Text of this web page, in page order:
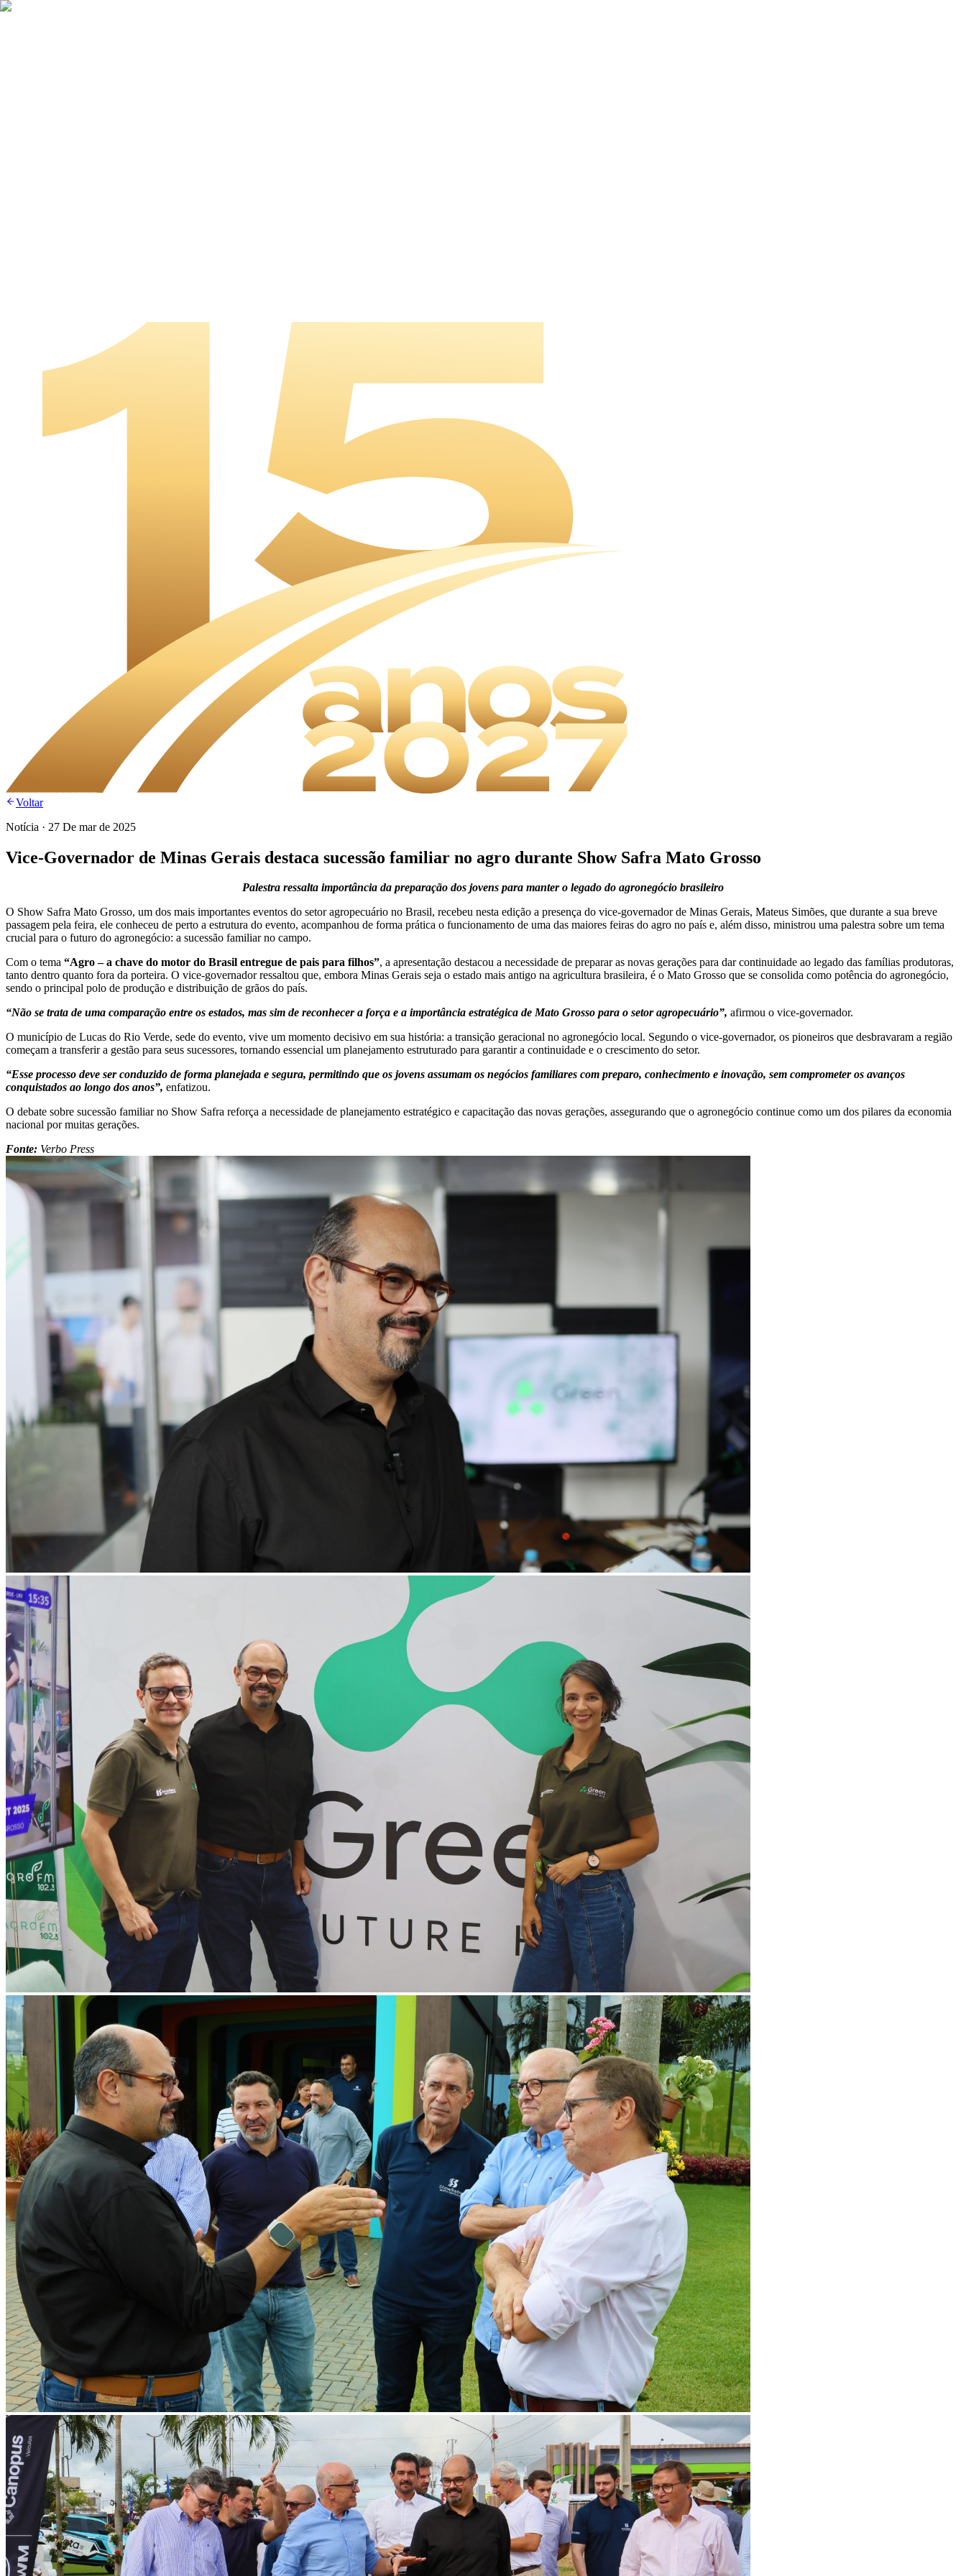
Voltar
Notícia · 27 De mar de 2025
Vice-Governador de Minas Gerais destaca sucessão familiar no agro durante Show Safra Mato Grosso
Palestra ressalta importância da preparação dos jovens para manter o legado do agronegócio brasileiro
O Show Safra Mato Grosso, um dos mais importantes eventos do setor agropecuário no Brasil, recebeu nesta edição a presença do vice-governador de Minas Gerais, Mateus Simões, que durante a sua breve
passagem pela feira, ele conheceu de perto a estrutura do evento, acompanhou de forma prática o funcionamento de uma das maiores feiras do agro no país e, além disso, ministrou uma palestra sobre um tema
crucial para o futuro do agronegócio: a sucessão familiar no campo.
Com o tema “Agro – a chave do motor do Brasil entregue de pais para filhos”, a apresentação destacou a necessidade de preparar as novas gerações para dar continuidade ao legado das famílias produtoras,
tanto dentro quanto fora da porteira. O vice-governador ressaltou que, embora Minas Gerais seja o estado mais antigo na agricultura brasileira, é o Mato Grosso que se consolida como potência do agronegócio,
sendo o principal polo de produção e distribuição de grãos do país.
“Não se trata de uma comparação entre os estados, mas sim de reconhecer a força e a importância estratégica de Mato Grosso para o setor agropecuário”, afirmou o vice-governador.
O município de Lucas do Rio Verde, sede do evento, vive um momento decisivo em sua história: a transição geracional no agronegócio local. Segundo o vice-governador, os pioneiros que desbravaram a região
começam a transferir a gestão para seus sucessores, tornando essencial um planejamento estruturado para garantir a continuidade e o crescimento do setor.
“Esse processo deve ser conduzido de forma planejada e segura, permitindo que os jovens assumam os negócios familiares com preparo, conhecimento e inovação, sem comprometer os avanços
conquistados ao longo dos anos”, enfatizou.
O debate sobre sucessão familiar no Show Safra reforça a necessidade de planejamento estratégico e capacitação das novas gerações, assegurando que o agronegócio continue como um dos pilares da economia
nacional por muitas gerações.
Fonte: Verbo Press